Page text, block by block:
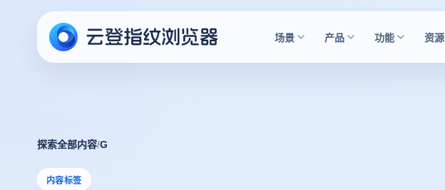
场景 产品 功能 资源
探索全部内容/G
内容标签